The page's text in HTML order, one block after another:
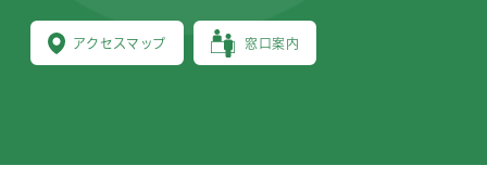
アクセスマップ 窓口案内